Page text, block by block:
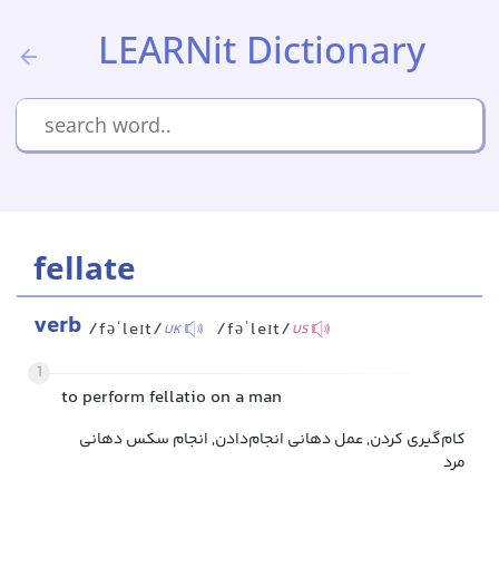
LEARNit Dictionary
fellate
verb /fəˈleɪt/UK /fəˈleɪt/US
1
to perform fellatio on a man
کام‌گیری کردن, عمل دهانی انجام‌دادن, انجام سکس دهانی
مرد